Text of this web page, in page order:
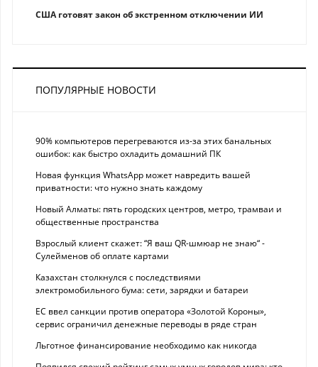
США готовят закон об экстренном отключении ИИ
ПОПУЛЯРНЫЕ НОВОСТИ
90% компьютеров перегреваются из-за этих банальных
ошибок: как быстро охладить домашний ПК
Новая функция WhatsApp может навредить вашей
приватности: что нужно знать каждому
Новый Алматы: пять городских центров, метро, трамваи и
общественные пространства
Взрослый клиент скажет: “Я ваш QR-шмюар не знаю“ -
Сулейменов об оплате картами
Казахстан столкнулся с последствиями
электромобильного бума: сети, зарядки и батареи
ЕС ввел санкции против оператора «Золотой Короны»,
сервис ограничил денежные переводы в ряде стран
Льготное финансирование необходимо как никогда